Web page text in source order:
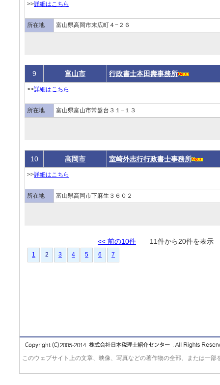
>>詳細はこちら
所在地 富山県高岡市末広町４−２６
9 富山市 行政書士本田壽事務所
>>詳細はこちら
所在地 富山県富山市常盤台３１−１３
10 高岡市 室崎外志行行政書士事務所
>>詳細はこちら
所在地 富山県高岡市下麻生３６０２
<< 前の10件 11件から20件を表
1 2 3 4 5 6 7
このウェブサイト上の文章、映像、写真などの著作物の全部、または一